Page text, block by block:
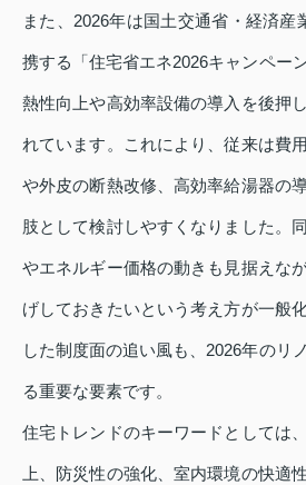
また、2026年は国土交通省・経済産
携する「住宅省エネ2026キャンペー
熱性向上や高効率設備の導入を後押
れています。これにより、従来は費
や外皮の断熱改修、高効率給湯器の
肢として検討しやすくなりました。
やエネルギー価格の動きも見据えな
げしておきたいという考え方が一般
した制度面の追い風も、2026年のリ
る重要な要素です。
住宅トレンドのキーワードとしては
上、防災性の強化、室内環境の快適